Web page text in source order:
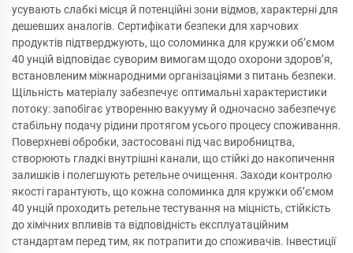
усувають слабкі місця й потенційні зони відмов, характерні для
дешевших аналогів. Сертифікати безпеки для харчових
продуктів підтверджують, що соломинка для кружки об’ємом
40 унцій відповідає суворим вимогам щодо охорони здоров’я,
встановленим міжнародними організаціями з питань безпеки.
Щільність матеріалу забезпечує оптимальні характеристики
потоку: запобігає утворенню вакууму й одночасно забезпечує
стабільну подачу рідини протягом усього процесу споживання.
Поверхневі обробки, застосовані під час виробництва,
створюють гладкі внутрішні канали, що стійкі до накопичення
залишків і полегшують ретельне очищення. Заходи контролю
якості гарантують, що кожна соломинка для кружки об’ємом
40 унцій проходить ретельне тестування на міцність, стійкість
до хімічних впливів та відповідність експлуатаційним
стандартам перед тим, як потрапити до споживачів. Інвестиції